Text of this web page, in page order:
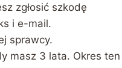
zgłosić szkodę
i e-mail.
sprawcy.
masz 3 lata. Okres ten